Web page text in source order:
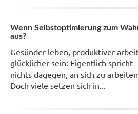
Wenn Selbstoptimierung zum
aus?
Gesünder leben, produktiver
glücklicher sein: Eigentlich spricht
nichts dagegen, an sich zu
Doch viele setzen sich in...